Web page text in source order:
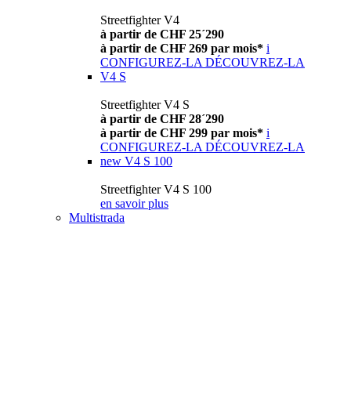
Streetfighter V4
à partir de CHF 25´290
à partir de CHF 269 par mois* i
CONFIGUREZ-LA DÉCOUVREZ-LA
V4 S
Streetfighter V4 S
à partir de CHF 28´290
à partir de CHF 299 par mois* i
CONFIGUREZ-LA DÉCOUVREZ-LA
new V4 S 100
Streetfighter V4 S 100
en savoir plus
Multistrada